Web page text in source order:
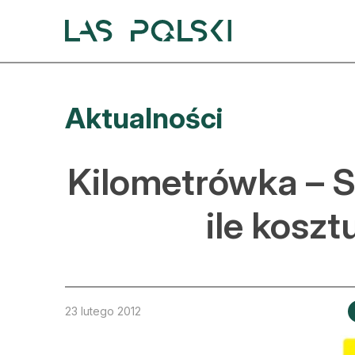
Aktualności
Kilometrówka –
ile
23 lutego 2012